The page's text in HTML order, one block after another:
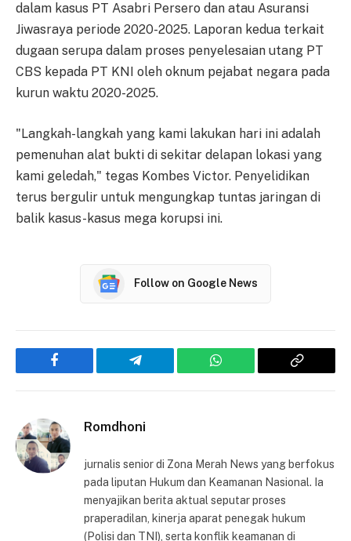
dalam kasus PT Asabri Persero dan atau Asuransi
Jiwasraya periode 2020-2025. Laporan kedua terkait
dugaan serupa dalam proses penyelesaian utang PT
CBS kepada PT KNI oleh oknum pejabat negara pada
kurun waktu 2020-2025.
"Langkah-langkah yang kami lakukan hari ini adalah
pemenuhan alat bukti di sekitar delapan lokasi yang
kami geledah," tegas Kombes Victor. Penyelidikan
terus bergulir untuk mengungkap tuntas jaringan di
balik kasus-kasus mega korupsi ini.
Follow on Google News
Facebook Telegram WhatsApp
Copy
Romdhoni
jurnalis senior di Zona Merah News yang berfokus
pada liputan Hukum dan Keamanan Nasional. Ia
menyajikan berita aktual seputar proses
praperadilan, kinerja aparat penegak hukum
(Polisi dan TNI), serta konflik keamanan di